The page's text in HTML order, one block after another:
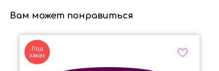
Вам может понравиться
Под
заказ